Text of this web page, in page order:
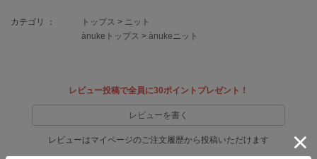
ジェラート ピケ
GELATO PIQUE CAT&DOG
ジェラート ピケ キャットアンドドッグ
カテゴリ ： トップス > ニット
ànukeトップス > ànukeニット
レビュー投稿で全員に30ポイントプレゼント！
レビューを書く
レビューはマイページのご注文履歴から投稿いただけます